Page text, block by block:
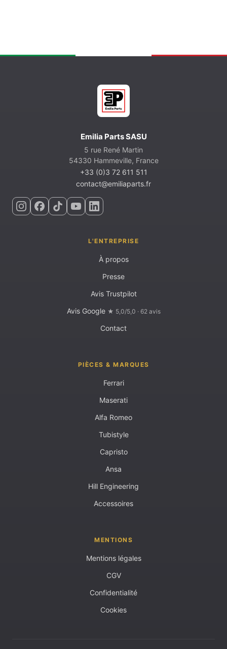
Emilia Parts SASU
5 rue René Martin
54330 Hammeville, France
+33 (0)3 72 611 511
contact@emiliaparts.fr
L'ENTREPRISE
À propos
Presse
Avis Trustpilot
Avis Google ★ 5,0/5,0 · 62 avis
Contact
PIÈCES & MARQUES
Ferrari
Maserati
Alfa Romeo
Tubistyle
Capristo
Ansa
Hill Engineering
Accessoires
MENTIONS
Mentions légales
CGV
Confidentialité
Cookies